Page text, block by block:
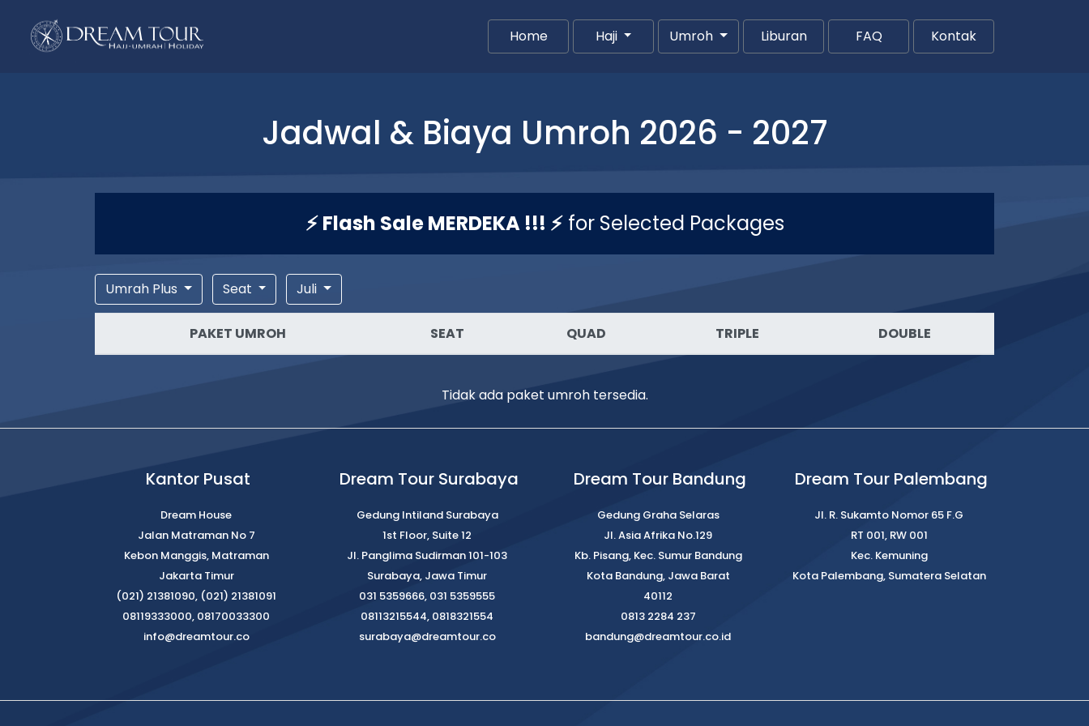
Home(current)Haji Umroh Liburan FAQ Kontak
Jadwal & Biaya Umroh 2026 - 2027
⚡ Flash Sale MERDEKA !!! ⚡for Selected Packages
Umrah Plus Seat Juli
PAKET UMROH SEAT QUAD TRIPLE DOUBLE
Tidak ada paket umroh tersedia.
Kantor Pusat
Dream House
Jalan Matraman No 7
Kebon Manggis, Matraman
Jakarta Timur
(021) 21381090, (021) 21381091
08119333000, 08170033300
info@dreamtour.co
Dream Tour Surabaya
Gedung Intiland Surabaya
1st Floor, Suite 12
Jl. Panglima Sudirman 101-103
Surabaya, Jawa Timur
031 5359666, 031 5359555
08113215544, 0818321554
surabaya@dreamtour.co
Dream Tour Bandung
Gedung Graha Selaras
Jl. Asia Afrika No.129
Kb. Pisang, Kec. Sumur Bandung
Kota Bandung, Jawa Barat
40112
0813 2284 237
bandung@dreamtour.co.id
Dream Tour Palembang
Jl. R. Sukamto Nomor 65 F.G
RT 001, RW 001
Kec. Kemuning
Kota Palembang, Sumatera Selatan